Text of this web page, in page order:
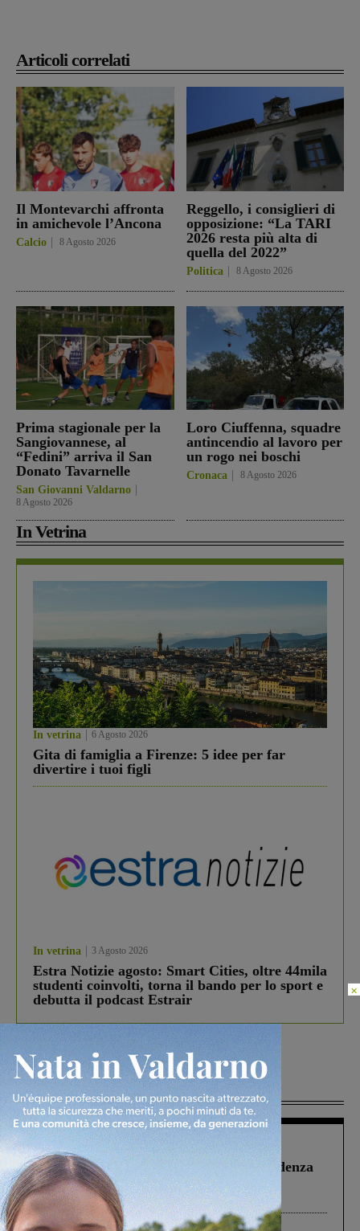
Articoli correlati
Il Montevarchi affronta
in amichevole l’Ancona
Calcio 8 Agosto 2026
Reggello, i consiglieri di
opposizione: “La TARI
2026 resta più alta di
quella del 2022”
Politica 8 Agosto 2026
Prima stagionale per la
Sangiovannese, al
“Fedini” arriva il San
Donato Tavarnelle
San Giovanni Valdarno
8 Agosto 2026
Loro Ciuffenna, squadre
antincendio al lavoro per
un rogo nei boschi
Cronaca 8 Agosto 2026
In Vetrina
In vetrina 6 Agosto 2026
Gita di famiglia a Firenze: 5 idee per far
divertire i tuoi figli
In vetrina 3 Agosto 2026
Estra Notizie agosto: Smart Cities, oltre 44mila
studenti coinvolti, torna il bando per lo sport e
debutta il podcast Estrair
Più lette
Figline Incisa Valdarno 1 Agosto 2026
Piscina di Figline finanziata oltre la scadenza
Pnrr, il gruppo di Fratelli d’Italia: “Un
ringraziamento al Governo”
×